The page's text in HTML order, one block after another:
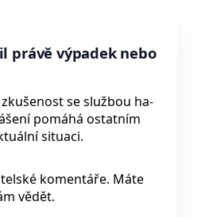
právě výpadek nebo
se službou ha-
pomáhá ostatním
situaci.
komentáře. Máte
vědět.